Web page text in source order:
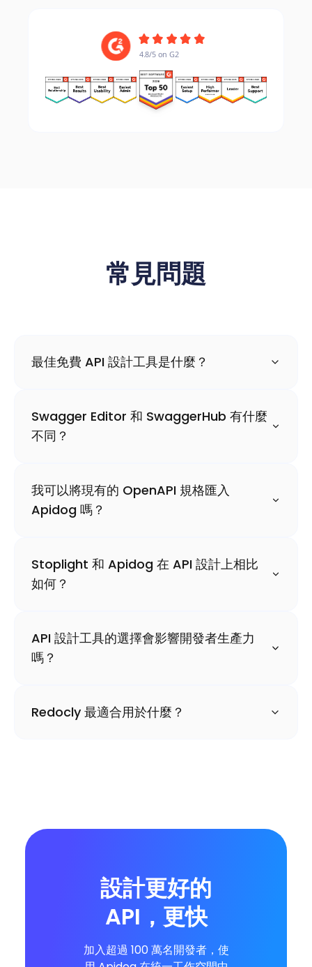
4.8/5 on G2
常見問題
最佳免費 API 設計工具是什麼？
Swagger Editor 和 SwaggerHub 有什麼
不同？
我可以將現有的 OpenAPI 規格匯入
Apidog 嗎？
Stoplight 和 Apidog 在 API 設計上相比
如何？
API 設計工具的選擇會影響開發者生產力
嗎？
Redocly 最適合用於什麼？
設計更好的
API，更快
加入超過 100 萬名開發者，使